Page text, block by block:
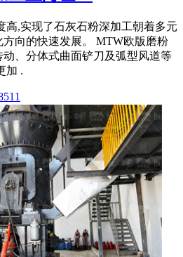
高,实现了石灰石粉深加工朝着多元
向的快速发展。 MTW欧版磨粉
、分体式曲面铲刀及弧型风道等
加 .